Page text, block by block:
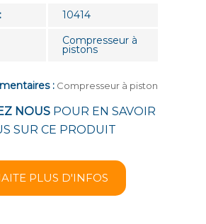
10414
Compresseur à
pistons
: Compresseur à piston
NOUSPOUR EN SAVOIR
SUR CE PRODUIT
PLUS D'INFOS